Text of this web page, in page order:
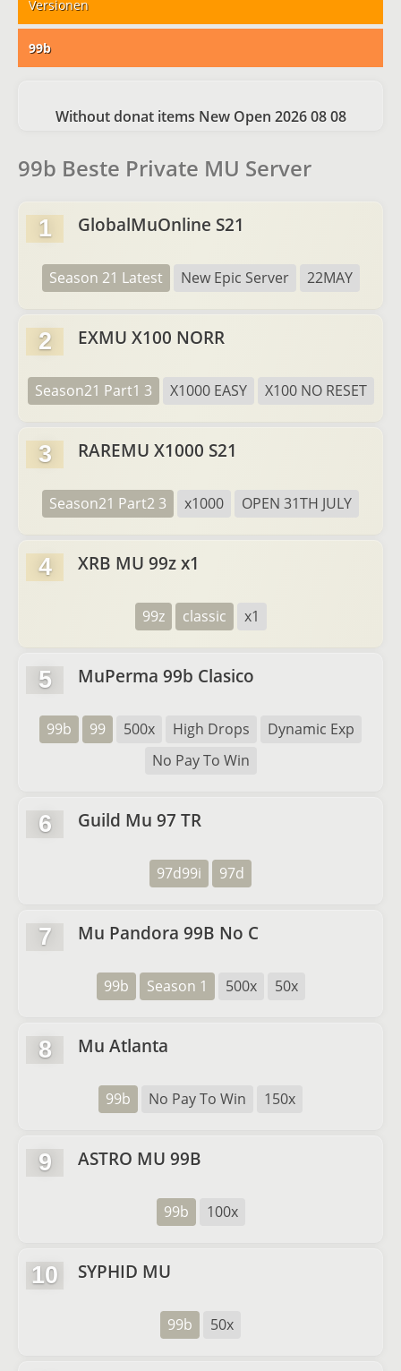
Versionen
99b
Without donat items New Open 2026 08 08
99b Beste Private MU Server
1 GlobalMuOnline S21
Season 21 Latest New Epic Server 22MAY
2 EXMU X100 NORR
Season21 Part1 3 X1000 EASY X100 NO RESET
3 RAREMU X1000 S21
Season21 Part2 3 x1000 OPEN 31TH JULY
4 XRB MU 99z x1
99z classic x1
5 MuPerma 99b Clasico
99b 99 500x High Drops
Dynamic Exp
No Pay To Win
6 Guild Mu 97 TR
97d99i 97d
7 Mu Pandora 99B No C
99b Season 1 500x 50x
8 Mu Atlanta
99b No Pay To Win 150x
9 ASTRO MU 99B
99b 100x
10 SYPHID MU
99b 50x